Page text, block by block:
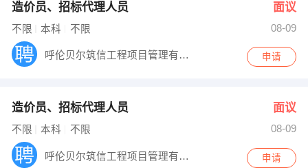
造价员、招标代理人员 面议
不限 本科 不限 08-09
呼伦贝尔筑信工程项目管理有限公司 申请
造价员、招标代理人员 面议
不限 本科 不限 08-09
呼伦贝尔筑信工程项目管理有限公司 申请